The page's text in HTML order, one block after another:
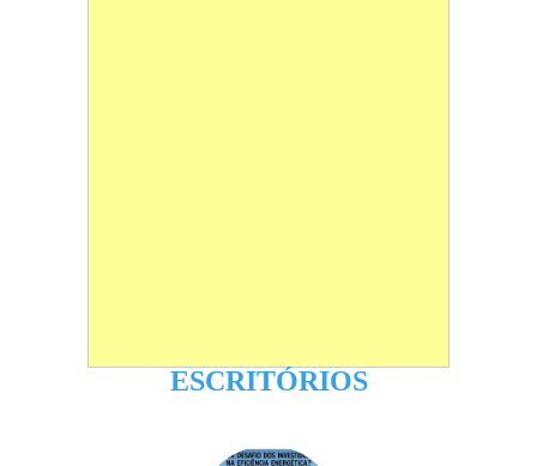
ESCRITÓRIOS